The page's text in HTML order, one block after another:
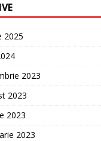
2025
2023
2023
2023
2023